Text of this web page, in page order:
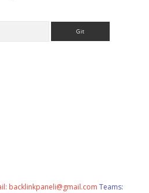
backlinkpaneli@gmail.com Teams: